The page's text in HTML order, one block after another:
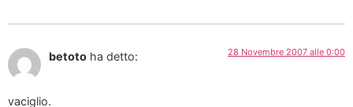
betoto ha detto: 28 Novembre 2007 alle 0:00
vaciglio.